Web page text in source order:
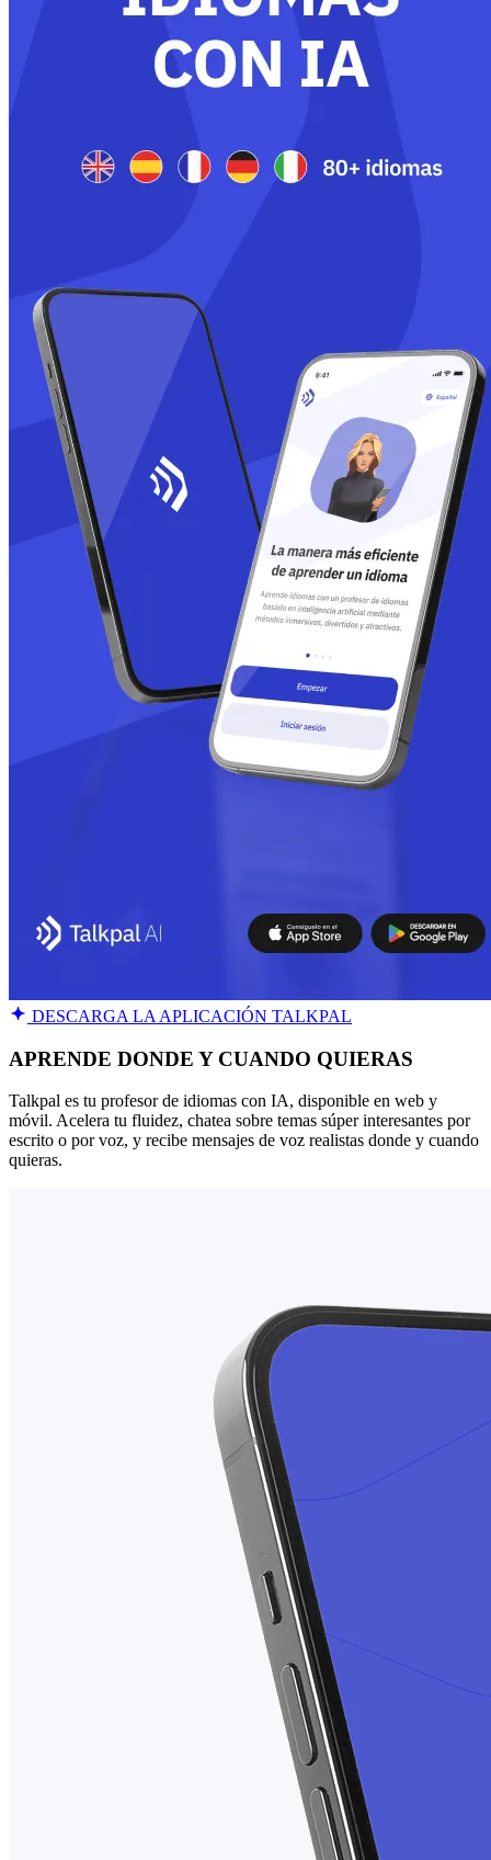
DESCARGA LA APLICACIÓN TALKPAL
APRENDE DONDE Y CUANDO QUIERAS
Talkpal es tu profesor de idiomas con IA, disponible en web y
móvil. Acelera tu fluidez, chatea sobre temas súper interesantes por
escrito o por voz, y recibe mensajes de voz realistas donde y cuando
quieras.